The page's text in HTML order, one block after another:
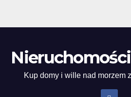
Kup domy i wille nad morzem